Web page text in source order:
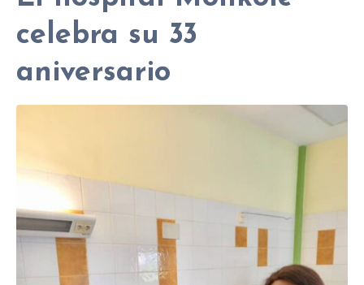
celebra su 33
aniversario